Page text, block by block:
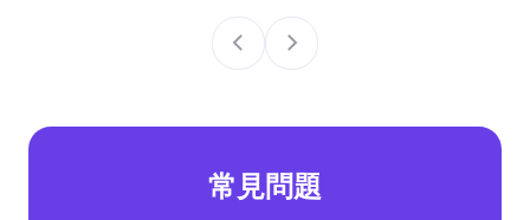
常見問題